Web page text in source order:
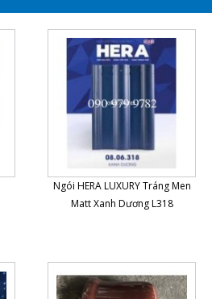
Ngói HERA LUXURY Tráng Men
Matt Xanh Dương L318